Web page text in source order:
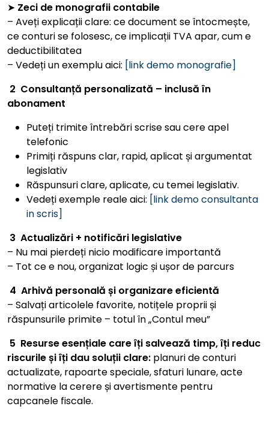
➤ Zeci de monografii contabile
– Aveți explicații clare: ce document se întocmește,
ce conturi se folosesc, ce implicații TVA apar, cum e
deductibilitatea
– Vedeți un exemplu aici: [link demo monografie]
2 Consultanță personalizată – inclusă în
abonament
Puteți trimite întrebări scrise sau cere apel
telefonic
Primiți răspuns clar, rapid, aplicat și argumentat
legislativ
Răspunsuri clare, aplicate, cu temei legislativ.
Vedeți exemple reale aici: [link demo consultanta
in scris]
3 Actualizări + notificări legislative
– Nu mai pierdeți nicio modificare importantă
– Tot ce e nou, organizat logic și ușor de parcurs
4 Arhivă personală și organizare eficientă
– Salvați articolele favorite, notițele proprii și
răspunsurile primite – totul în „Contul meu”
5 Resurse esențiale care îți salvează timp, îți reduc
riscurile și îți dau soluții clare: planuri de conturi
actualizate, rapoarte speciale, sfaturi lunare, acte
normative la cerere și avertismente pentru
capcanele fiscale.